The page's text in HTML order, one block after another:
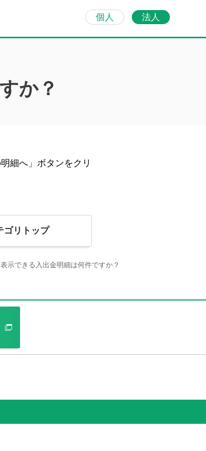
個人 法人
か？
細へ」ボタンをクリ
ゴリトップ
示できる入出金明細は何件ですか？